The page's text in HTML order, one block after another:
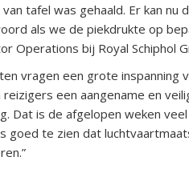
tafel was gehaald. Er kan nu
als we de piekdrukte op
Operations bij Royal Schiphol
vragen een grote
een aangename en
Dat is de afgelopen weken
goed te zien dat